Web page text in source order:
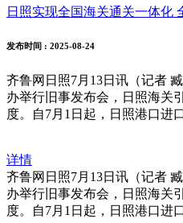
日照实现全国海关通关一体化
发布时间 : 2025-08-24
齐鲁网日照7月13日讯（记者
办举行旧事发布会，日照海关
度。自7月1日起，日照港口进
详情
齐鲁网日照7月13日讯（记者
办举行旧事发布会，日照海关
度。自7月1日起，日照港口进